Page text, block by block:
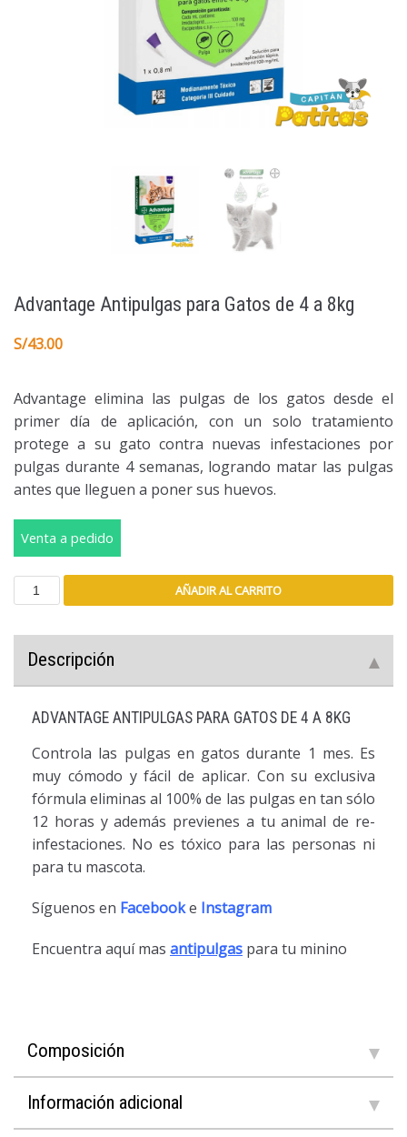
Advantage Antipulgas para Gatos de 4 a 8kg
S/43.00
Advantage elimina las pulgas de los gatos desde el
primer día de aplicación, con un solo tratamiento
protege a su gato contra nuevas infestaciones por
pulgas durante 4 semanas, logrando matar las pulgas
antes que lleguen a poner sus huevos.
Venta a pedido
AÑADIR AL CARRITO
Descripción
ADVANTAGE ANTIPULGAS PARA GATOS DE 4 A 8KG
Controla las pulgas en gatos durante 1 mes. Es
muy cómodo y fácil de aplicar. Con su exclusiva
fórmula eliminas al 100% de las pulgas en tan sólo
12 horas y además previenes a tu animal de re-
infestaciones. No es tóxico para las personas ni
para tu mascota.
Síguenos en Facebooke Instagram
Encuentra aquí mas antipulgas para tu minino
Composición
Información adicional